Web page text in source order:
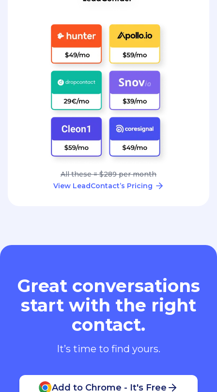
All these = $289 per month
View LeadContact’s Pricing
Great conversations
start with the right
contact.
It’s time to find yours.
Add to Chrome - It's Free